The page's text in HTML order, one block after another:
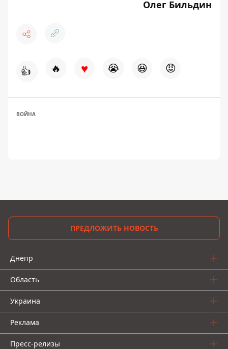
Олег Бильдин
👍 🔥 ♥ 😭 😆 😡
ВОЙНА
ПРЕДЛОЖИТЬ НОВОСТЬ
Днепр
Область
Украина
Реклама
Пресс-релизы